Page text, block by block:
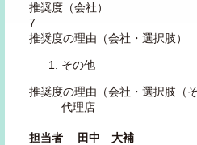
推奨度（会社）
7
推奨度の理由（会社・選択肢）
その他
推奨度の理由（会社・選択肢（そ
代理店
担当者 田中 大補